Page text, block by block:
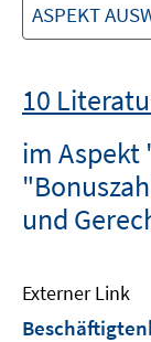
ASPEKT
10
im Aspekt
und
Externer Link